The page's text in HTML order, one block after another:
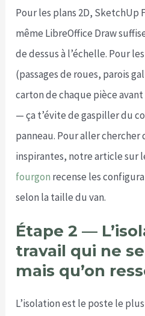
Pour les plans 2D, SketchUp
même LibreOffice Draw
de dessus à l’échelle. Pour
(passages de roues, parois
carton de chaque pièce
— ça t’évite de gaspiller du
panneau. Pour aller chercher
inspirantes, notre article sur
fourgon recense les
selon la taille du van.
Étape 2 —
travail qui ne
mais qu’on
L’isolation est le poste le